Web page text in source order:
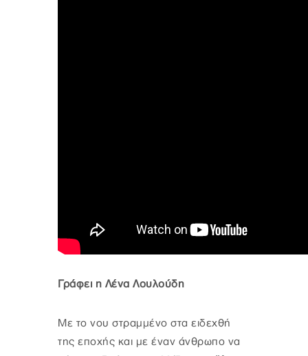
Γράφει η Λένα Λουλούδη
Με το νου στραμμένο στα ειδεχθή
της εποχής και με έναν άνθρωπο να